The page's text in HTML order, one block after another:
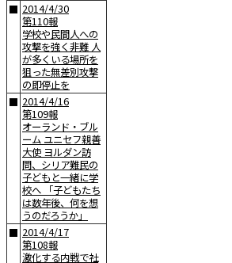
■ 2014/4/30
第110報
学校や民間人への
攻撃を強く非難 人
が多くいる場所を
狙った無差別攻撃
の即停止を
■ 2014/4/16
第109報
オーランド・ブル
ーム ユニセフ親善
大使 ヨルダン訪
問、シリア難民の
子どもと一緒に学
校へ 「子どもたち
は数年後、何を想
うのだろうか」
■ 2014/4/17
第108報
激化する内戦で社